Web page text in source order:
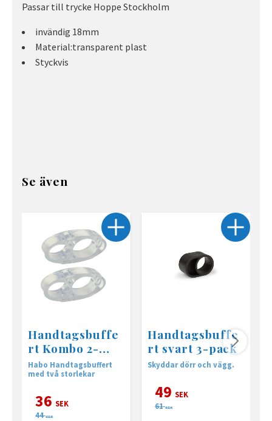
Passar till trycke Hoppe Stockholm
invändig 18mm
Material:transparent plast
Styckvis
Se även
Handtagsbuffe
rt Kombo 2-
pack
Habo Handtagsbuffert
med två storlekar
36 SEK
44 SEK
Handtagsbuffe
rt svart 3-pack
Skyddar dörr och vägg.
49 SEK
61 SEK